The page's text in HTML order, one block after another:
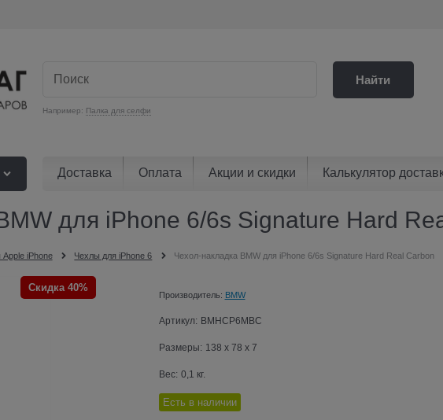
Например: Палка для селфи
Найти
Доставка Оплата Акции и скидки Калькулятор
для iPhone 6/6s Signature Hard
iPhone Чехлы для iPhone 6 Чехол-накладка BMW для iPhone 6/6s Signature Hard Real Carbon
Скидка 40%
Производитель: BMW
Артикул: BMHCP6MBC
Размеры: 138 x 78 x 7
Вес: 0,1 кг.
Есть в наличии